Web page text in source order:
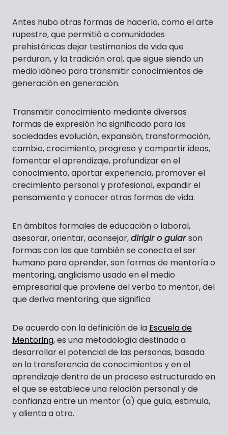
Antes hubo otras formas de hacerlo, como el arte
rupestre, que permitió a comunidades
prehistóricas dejar testimonios de vida que
perduran, y la tradición oral, que sigue siendo un
medio idóneo para transmitir conocimientos de
generación en generación.
Transmitir conocimiento mediante diversas
formas de expresión ha significado para las
sociedades evolución, expansión, transformación,
cambio, crecimiento, progreso y compartir ideas,
fomentar el aprendizaje, profundizar en el
conocimiento, aportar experiencia, promover el
crecimiento personal y profesional, expandir el
pensamiento y conocer otras formas de vida.
En ámbitos formales de educación o laboral,
asesorar, orientar, aconsejar,dirigir o guiarson
formas con las que también se conecta el ser
humano para aprender, son formas de mentoría o
mentoring, anglicismo usado en el medio
empresarial que proviene del verbo to mentor, del
que deriva mentoring, que significa
De acuerdo con la definición de la Escuela de
Mentoring, es una metodología destinada a
desarrollar el potencial de las personas, basada
en la transferencia de conocimientos y en el
aprendizaje dentro de un proceso estructurado en
el que se establece una relación personal y de
confianza entre un mentor (a) que guía, estimula,
y alienta a otro.